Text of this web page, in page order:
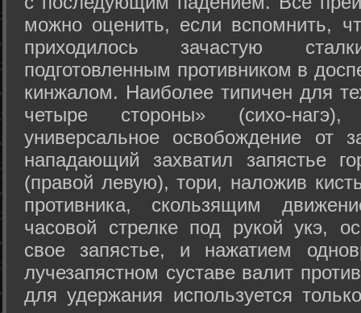
можно оценить, если вспомнить,
приходилось зачастую
подготовленным противником в
кинжалом. Наиболее типичен для
четыре стороны» (сихо-
универсальное освобождение от
нападающий захватил запястье
(правой левую), тори, наложив
противника, скользящим
часовой стрелке под рукой укэ,
свое запястье, и нажатием
лучезапястном суставе валит
для удержания используется